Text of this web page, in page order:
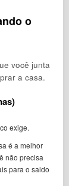
o
você junta
a casa.
exige.
é a melhor
não precisa
para o saldo